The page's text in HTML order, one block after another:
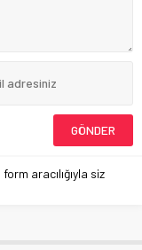
aracılığıyla siz